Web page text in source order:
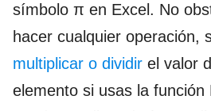
símbolo π en Excel. No
hacer cualquier operación,
multiplicar o dividir el valor
elemento si usas la función